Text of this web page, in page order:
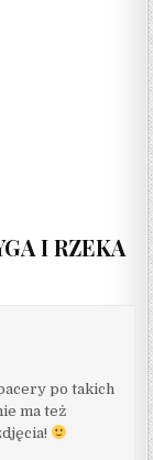
I RZEKA
po takich
ma też